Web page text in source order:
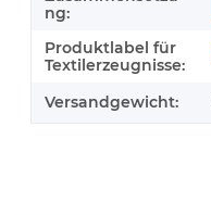
ng:
Produktlabel für
Textilerzeugnisse:
Versandgewicht: